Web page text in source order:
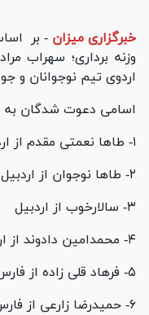
خبرگزاری میزان - بر
اردوی تیم نوجوانان و
اسامی دعوت شدگان به
۱- طا‌ها نعمتی مقدم از اردبیل
۲- طا‌ها نوجوان از اردبیل
۳- سالارخوب از اردبیل
۴- محمدامین دادوند از اردبیل
۵- فرهاد قلی زاده از فارس
۶- حمیدرضا زارعی از فارس